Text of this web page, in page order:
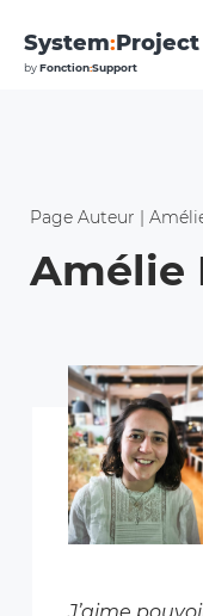
System:Project
byFonction:Support
Page Auteur |
Amélie